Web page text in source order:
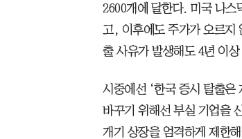
2600개에 달한다. 미국 나스
고, 이후에도 주가가 오르지
출 사유가 발생해도 4년 이
시중에선 ‘한국 증시 탈출은
바꾸기 위해선 부실 기업을
개기 상장을 엄격하게 제한